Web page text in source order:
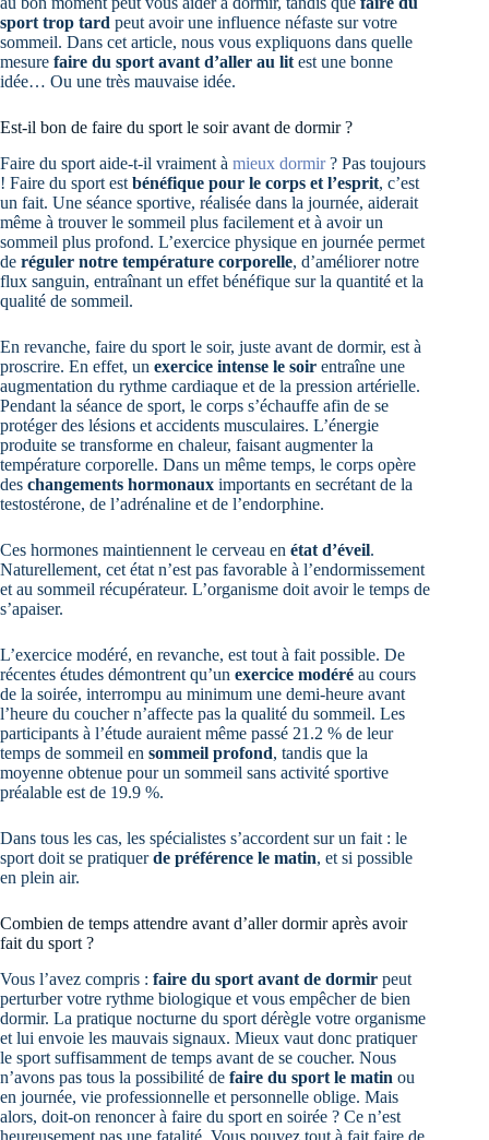
sport trop tard peut avoir une influence néfaste sur votre
sommeil. Dans cet article, nous vous expliquons dans quelle
mesure faire du sport avant d’aller au lit est une bonne
idée… Ou une très mauvaise idée.
Est-il bon de faire du sport le soir avant de dormir ?
Faire du sport aide-t-il vraiment à mieux dormir? Pas toujours
! Faire du sport est bénéfique pour le corps et l’esprit, c’est
un fait. Une séance sportive, réalisée dans la journée, aiderait
même à trouver le sommeil plus facilement et à avoir un
sommeil plus profond. L’exercice physique en journée permet
de réguler notre température corporelle, d’améliorer notre
flux sanguin, entraînant un effet bénéfique sur la quantité et la
qualité de sommeil.
En revanche, faire du sport le soir, juste avant de dormir, est à
proscrire. En effet, un exercice intense le soir entraîne une
augmentation du rythme cardiaque et de la pression artérielle.
Pendant la séance de sport, le corps s’échauffe afin de se
protéger des lésions et accidents musculaires. L’énergie
produite se transforme en chaleur, faisant augmenter la
température corporelle. Dans un même temps, le corps opère
des changements hormonaux importants en secrétant de la
testostérone, de l’adrénaline et de l’endorphine.
Ces hormones maintiennent le cerveau en état d’éveil.
Naturellement, cet état n’est pas favorable à l’endormissement
et au sommeil récupérateur. L’organisme doit avoir le temps de
s’apaiser.
L’exercice modéré, en revanche, est tout à fait possible. De
récentes études démontrent qu’un exercice modéré au cours
de la soirée, interrompu au minimum une demi-heure avant
l’heure du coucher n’affecte pas la qualité du sommeil. Les
participants à l’étude auraient même passé 21.2 % de leur
temps de sommeil en sommeil profond, tandis que la
moyenne obtenue pour un sommeil sans activité sportive
préalable est de 19.9 %.
Dans tous les cas, les spécialistes s’accordent sur un fait : le
sport doit se pratiquerde préférence le matin, et si possible
en plein air.
Combien de temps attendre avant d’aller dormir après avoir
fait du sport ?
Vous l’avez compris : faire du sport avant de dormir peut
perturber votre rythme biologique et vous empêcher de bien
dormir. La pratique nocturne du sport dérègle votre organisme
et lui envoie les mauvais signaux. Mieux vaut donc pratiquer
le sport suffisamment de temps avant de se coucher. Nous
n’avons pas tous la possibilité de faire du sport le matin ou
en journée, vie professionnelle et personnelle oblige. Mais
alors, doit-on renoncer à faire du sport en soirée ? Ce n’est
heureusement pas une fatalité. Vous pouvez tout à fait faire de